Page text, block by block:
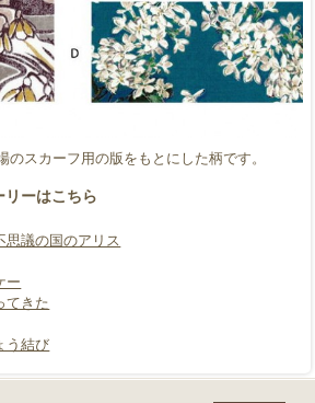
のスカーフ用の版をもとにした柄です。
リーはこちら
思議の国のアリス
ー
てきた
う結び